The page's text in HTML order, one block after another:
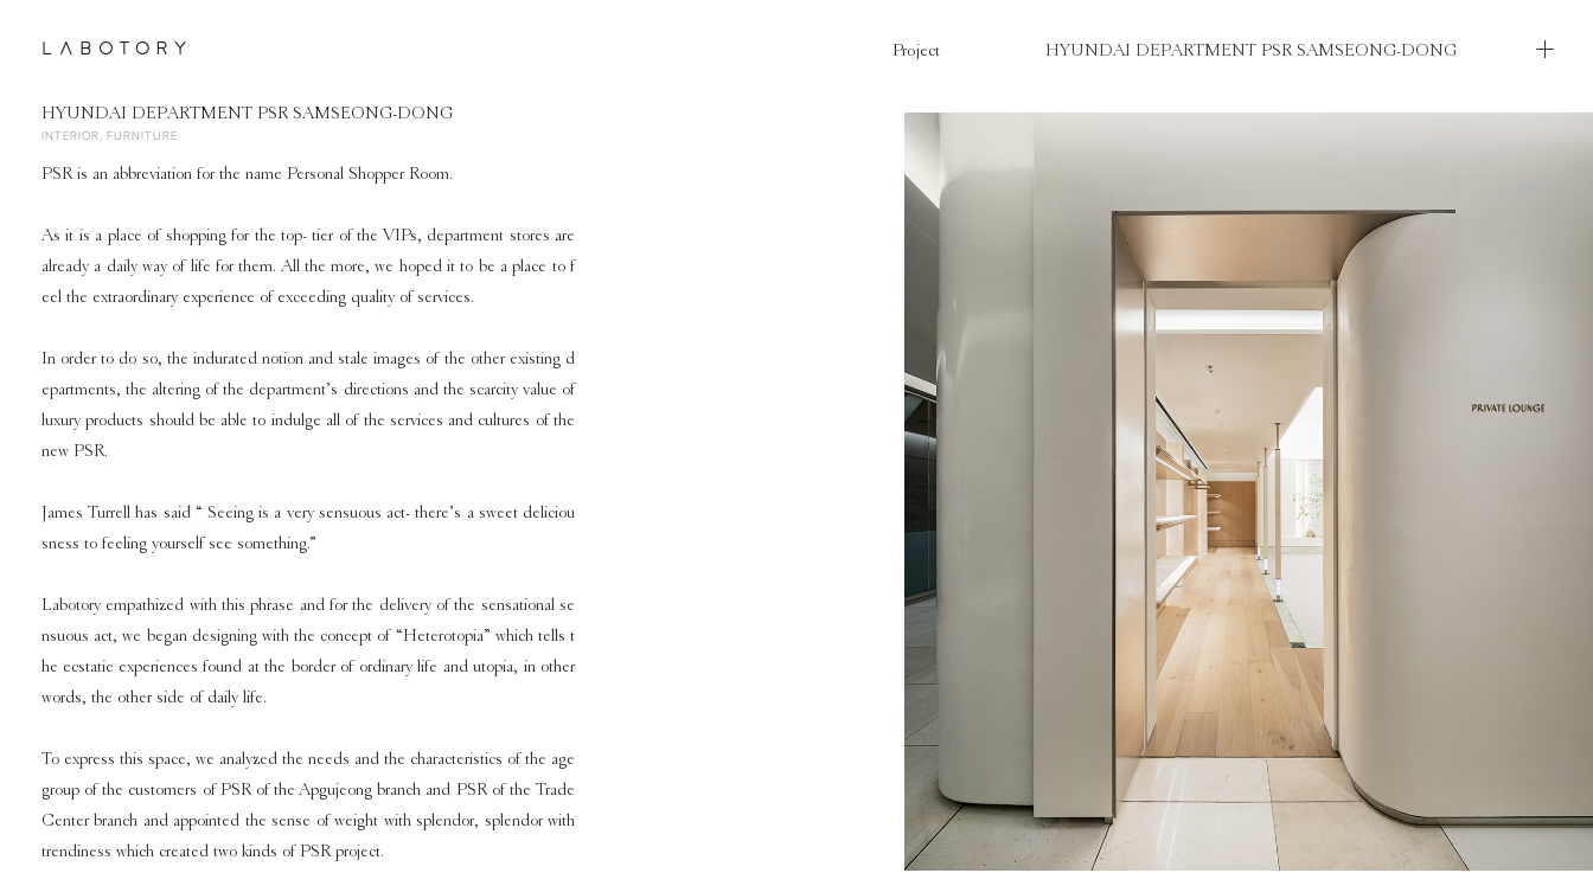
Project HYUNDAI DEPARTMENT PSR SAMSEONG-DONG
HYUNDAI DEPARTMENT PSR SAMSEONG-DONG
INTERIOR, FURNITURE
PSR is an abbreviation for the name Personal Shopper Room.
As it is a place of shopping for the top- tier of the VIPs, department stores are
already a daily way of life for them. All the more, we hoped it to be a place to f
eel the extraordinary experience of exceeding quality of services.
In order to do so, the indurated notion and stale images of the other existing d
epartments, the altering of the department’s directions and the scarcity value of
luxury products should be able to indulge all of the services and cultures of the
new PSR.
James Turrell has said “ Seeing is a very sensuous act- there’s a sweet deliciou
sness to feeling yourself see something.”
Labotory empathized with this phrase and for the delivery of the sensational se
nsuous act, we began designing with the concept of “Heterotopia” which tells t
he ecstatic experiences found at the border of ordinary life and utopia, in other
words, the other side of daily life.
To express this space, we analyzed the needs and the characteristics of the age
group of the customers of PSR of the Apgujeong branch and PSR of the Trade
Center branch and appointed the sense of weight with splendor, splendor with
trendiness which created two kinds of PSR project.